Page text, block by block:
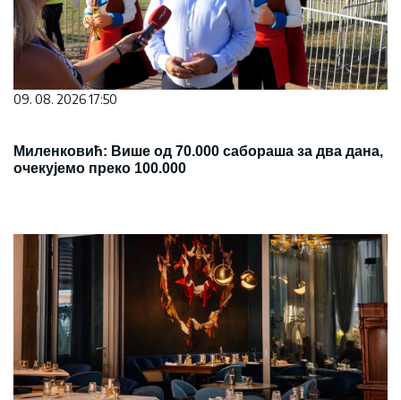
09. 08. 2026 17:50
Миленковић: Више од 70.000 сабораша за два дана,
очекујемо преко 100.000